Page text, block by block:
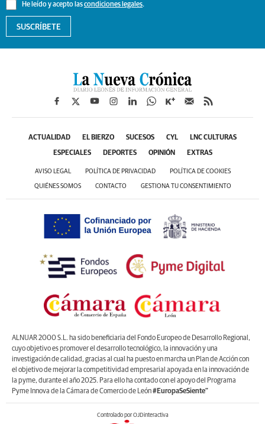
He leído y acepto lascondiciones legales.
SUSCRÍBETE
ACTUALIDAD EL BIERZO SUCESOS CYL LNC CULTURAS
ESPECIALES DEPORTES OPINIÓN EXTRAS
AVISO LEGAL POLÍTICA DE PRIVACIDAD POLÍTICA DE COOKIES
QUIÉNES SOMOS CONTACTO GESTIONA TU CONSENTIMIENTO
ALNUAR 2000 S.L. ha sido beneficiaria del Fondo Europeo de Desarrollo Regional,
cuyo objetivo es promover el desarrollo tecnológico, la innovación y una
investigación de calidad, gracias al cual ha puesto en marcha un Plan de Acción con
el objetivo de mejorar la competitividad empresarial apoyada en la innovación de
la pyme, durante el año 2025. Para ello ha contado con el apoyo del Programa
Pyme Innova de la Cámara de Comercio de León#EuropaSeSiente”
Controlado por OJDinteractiva